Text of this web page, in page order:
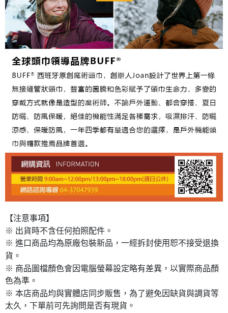
【注意事項】
※ 出貨時不含任何拍照配件。
※ 進口商品均為原廠包裝新品，一經拆封使用恕不接受退換
貨。
※ 商品圖檔顏色會因電腦螢幕設定略有差異，以實際商品顏
色為準。
※ 本店商品均與實體店同步販售，為了避免因缺貨與調貨等
太久，下單前可先詢問是否有現貨。